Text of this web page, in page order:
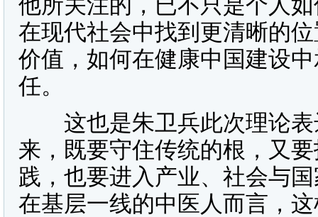
他所关注的，已不只是个人
在现代社会中找到更清晰的
价值，如何在健康中国建设
任。
这也是朱卫兵此次理论表
来，既要守住传统的根，又
践，也要进入产业、社会与
在基层一线的中医人而言，